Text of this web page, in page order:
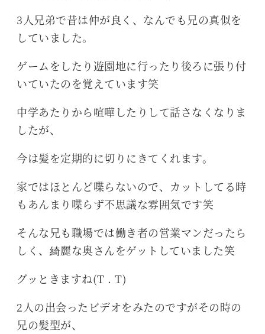
3人兄弟で昔は仲が良く、なんでも兄の真似を
していました。
ゲームをしたり遊園地に行ったり後ろに張り付
いていたのを覚えています笑
中学あたりから喧嘩したりして話さなくなりま
したが、
今は髪を定期的に切りにきてくれます。
家ではほとんど喋らないので、カットしてる時
もあんまり喋らず不思議な雰囲気です笑
そんな兄も職場では働き者の営業マンだったら
しく、綺麗な奥さんをゲットしていました笑
グッときますね(T . T)
2人の出会ったビデオをみたのですがその時の
兄の髪型が、